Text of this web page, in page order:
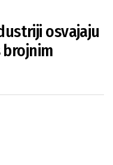
osvajaju
brojnim